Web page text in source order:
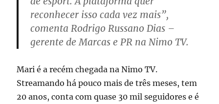
reconhecer isso cada vez mais”,
comenta Rodrigo Russano Dias –
gerente de Marcas e PR na Nimo TV.
Mari é a recém chegada na Nimo TV.
Streamando há pouco mais de três meses, tem
20 anos, conta com quase 30 mil seguidores e é